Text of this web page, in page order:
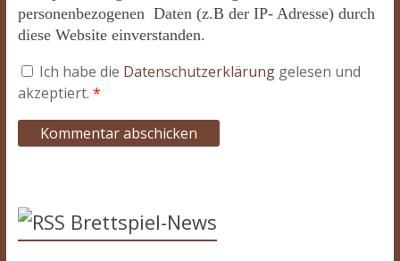
personenbezogenen Daten (z.B der IP- Adresse) durch
diese Website einverstanden.
Ich habe die Datenschutzerklärung gelesen und
akzeptiert. *
Brettspiel-News